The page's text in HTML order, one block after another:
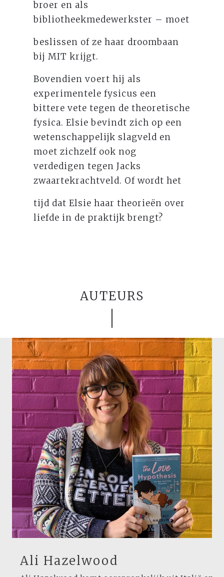
broer en als
bibliotheekmedewerkster – moet
beslissen of ze haar droombaan
bij MIT krijgt.
Bovendien voert hij als
experimentele fysicus een
bittere vete tegen de theoretische
fysica. Elsie bevindt zich op een
wetenschappelijk slagveld en
moet zichzelf ook nog
verdedigen tegen Jacks
zwaartekrachtveld. Of wordt het
tijd dat Elsie haar theorieën over
liefde in de praktijk brengt?
AUTEURS
Ali Hazelwood